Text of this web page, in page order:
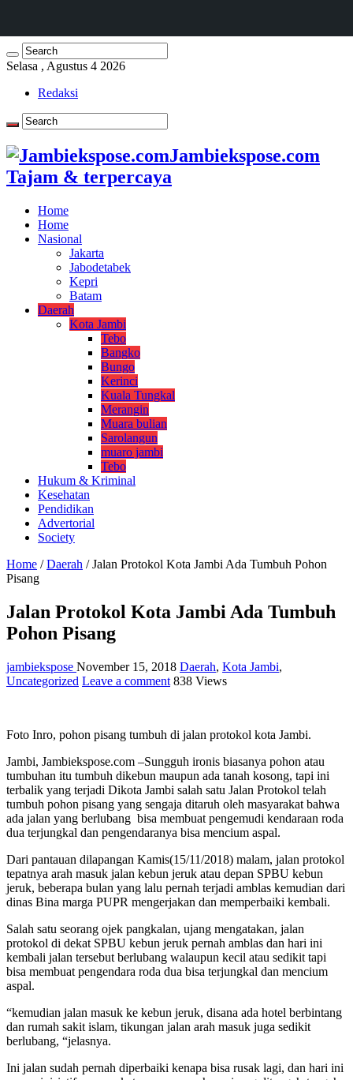
Selasa , Agustus 4 2026
Redaksi
Jambiekspose.com
Tajam & terpercaya
Home
Home
Nasional
Jakarta
Jabodetabek
Kepri
Batam
Daerah
Kota Jambi
Tebo
Bangko
Bungo
Kerinci
Kuala Tungkal
Merangin
Muara bulian
Sarolangun
muaro jambi
Tebo
Hukum & Kriminal
Kesehatan
Pendidikan
Advertorial
Society
Home / Daerah / Jalan Protokol Kota Jambi Ada Tumbuh Pohon
Pisang
Jalan Protokol Kota Jambi Ada Tumbuh
Pohon Pisang
jambiekspose November 15, 2018 Daerah, Kota Jambi,
Uncategorized Leave a comment 838 Views
Foto Inro, pohon pisang tumbuh di jalan protokol kota Jambi.
Jambi, Jambiekspose.com –Sungguh ironis biasanya pohon atau
tumbuhan itu tumbuh dikebun maupun ada tanah kosong, tapi ini
terbalik yang terjadi Dikota Jambi salah satu Jalan Protokol telah
tumbuh pohon pisang yang sengaja ditaruh oleh masyarakat bahwa
ada jalan yang berlubang bisa membuat pengemudi kendaraan roda
dua terjungkal dan pengendaranya bisa mencium aspal.
Dari pantauan dilapangan Kamis(15/11/2018) malam, jalan protokol
tepatnya arah masuk jalan kebun jeruk atau depan SPBU kebun
jeruk, beberapa bulan yang lalu pernah terjadi amblas kemudian dari
dinas Bina marga PUPR mengerjakan dan memperbaiki kembali.
Salah satu seorang ojek pangkalan, ujang mengatakan, jalan
protokol di dekat SPBU kebun jeruk pernah amblas dan hari ini
kembali jalan tersebut berlubang walaupun kecil atau sedikit tapi
bisa membuat pengendara roda dua bisa terjungkal dan mencium
aspal.
“kemudian jalan masuk ke kebun jeruk, disana ada hotel berbintang
dan rumah sakit islam, tikungan jalan arah masuk juga sedikit
berlubang, “jelasnya.
Ini jalan sudah pernah diperbaiki kenapa bisa rusak lagi, dan hari ini